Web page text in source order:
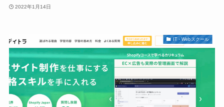
2022年1月14日
IT・Webスクール